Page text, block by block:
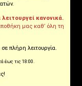
κανονικά.
μας καθ’ όλη τη
πλήρη λειτουργία.
έως τις 18:00.